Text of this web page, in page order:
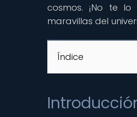
cosmos. ¡No te
maravillas del
Índice